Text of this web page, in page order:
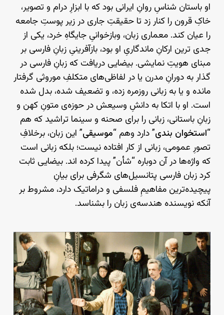
او باستان شناسِ روانِ ایرانی بود که با ابزارِ درام و تصویر،
خاکِ قرون را کنار زد تا حقیقتِ جاری در زیر پوستِ جامعه
را عیان کند. معماری زبان، وبازخوانیِ جایگاهِ خرد، یکی از
جدی ترین ارکانِ ماندگاریِ او بود، بازآفرینیِ زبانِ فارسی بر
مبنای هویتِ نمایشی. بیضایی دریافت که زبانِ فارسی در
گذار به دورانِ مدرن یا در لفاظی‌های متکلفِ موروثی گرفتار
مانده و یا به زبانی روزمره زده، و تضعیف شده، بدل شده‌
است. او با اتکا به دانشِ وسیعش در حوزه‌ی متونِ کهن و
زبانِ باستانی، زبانی را برای صحنه و سینما تراشید که هم
“استخوان بندی” دارد وهم “موسیقی” این زبان، برخلافِ
تصورِ عمومی، زبانی از کار افتاده نیست؛ بلکه زبانی است
که واژه‌ها در آن دوباره “شأن” پیدا کرده اند. بیضایی ثابت
کرد زبان فارسی پتانسیل‌های شگرفی برای بیانِ
پیچیده‌ترین مفاهیمِ فلسفی و دراماتیک دارد، مشروط بر
آنکه نویسنده هندسه‌ی زبان را بشناسد.